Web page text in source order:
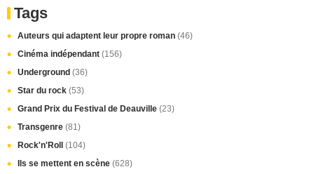
Tags
Auteurs qui adaptent leur propre roman (46)
Cinéma indépendant (156)
Underground (36)
Star du rock (53)
Grand Prix du Festival de Deauville (23)
Transgenre (81)
Rock'n'Roll (104)
Ils se mettent en scène (628)